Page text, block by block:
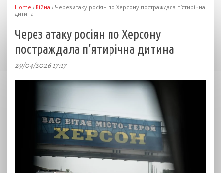
Home › Війна › Через атаку росіян по Херсону постраждала п’ятирічна
дитина
Через атаку росіян по Херсону
постраждала п’ятирічна дитина
29/04/2026 17:17